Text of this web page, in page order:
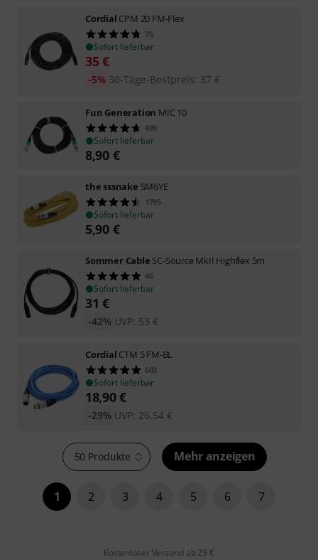
Cordial CPM 20 FM-Flex
75
Sofort lieferbar
35€
30-Tage-Bestpreis: 37 €
-5%
Fun Generation MIC 10
489
Sofort lieferbar
8,90 €
the sssnake SM6YE
1795
Sofort lieferbar
5,90 €
Sommer Cable SC-Source MkII Highflex 5m
46
Sofort lieferbar
31 €
UVP: 53 €
-42%
Cordial CTM 5 FM-BL
603
Sofort lieferbar
18,90€
UVP: 26,54 €
-29%
50 Produkte Mehr anzeigen
1 2 3 4 5 6 7
Kostenloser Versand ab 29 €